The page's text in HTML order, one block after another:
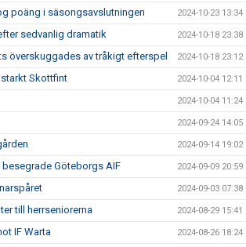
poäng i säsongsavslutningen 2024-10-23 13:34
sedvanlig dramatik 2024-10-18 23:38
överskuggades av tråkigt efterspel 2024-10-18 23:12
Skottfint 2024-10-04 12:11
2024-10-04 11:24
2024-09-24 14:05
2024-09-14 19:02
Göteborgs AIF 2024-09-09 20:59
2024-09-03 07:38
till herrseniorerna 2024-08-29 15:41
IF Warta 2024-08-26 18:24